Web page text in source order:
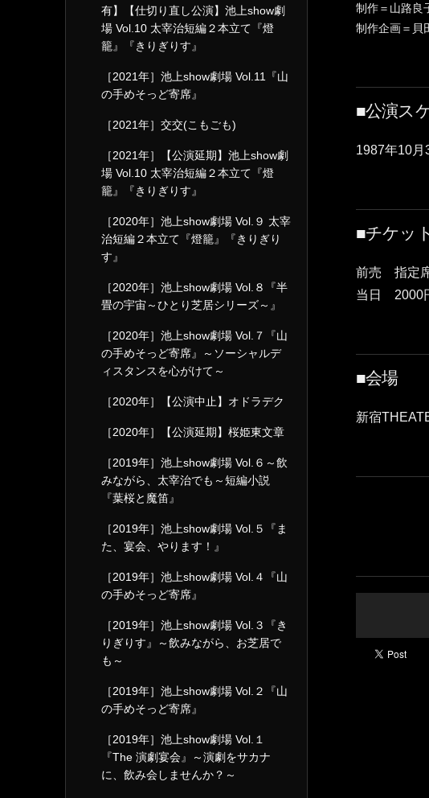
制作＝山路良
制作企画＝貝
■公演ス
1987年10月
■チケッ
前売 指定
当日 2000
■会場
新宿
有】【仕切り直し公演】池上show劇
場 Vol.10 太宰治短編２本立て『燈
籠』『きりぎりす』
［2021年］池上show劇場 Vol.11『山
の手めそっど寄席』
［2021年］交交(こもごも)
［2021年］【公演延期】池上show劇
場 Vol.10 太宰治短編２本立て『燈
籠』『きりぎりす』
［2020年］池上show劇場 Vol.９ 太宰
治短編２本立て『燈籠』『きりぎり
す』
［2020年］池上show劇場 Vol.８『半
畳の宇宙～ひとり芝居シリーズ～』
［2020年］池上show劇場 Vol.７『山
の手めそっど寄席』～ソーシャルデ
ィスタンスを心がけて～
［2020年］【公演中止】オドラデク
［2020年］【公演延期】桜姫東文章
［2019年］池上show劇場 Vol.６～飲
みながら、太宰治でも～短編小説
『葉桜と魔笛』
［2019年］池上show劇場 Vol.５『ま
た、宴会、やります！』
［2019年］池上show劇場 Vol.４『山
の手めそっど寄席』
［2019年］池上show劇場 Vol.３『き
りぎりす』～飲みながら、お芝居で
も～
［2019年］池上show劇場 Vol.２『山
の手めそっど寄席』
［2019年］池上show劇場 Vol.１
『The 演劇宴会』～演劇をサカナ
に、飲み会しませんか？～